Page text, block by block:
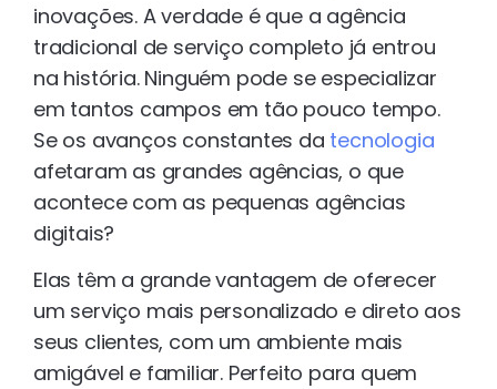
inovações. A verdade é que a agência
tradicional de serviço completo já entrou
na história. Ninguém pode se especializar
em tantos campos em tão pouco tempo.
Se os avanços constantes da tecnologia
afetaram as grandes agências, o que
acontece com as pequenas agências
digitais?
Elas têm a grande vantagem de oferecer
um serviço mais personalizado e direto aos
seus clientes, com um ambiente mais
amigável e familiar. Perfeito para quem